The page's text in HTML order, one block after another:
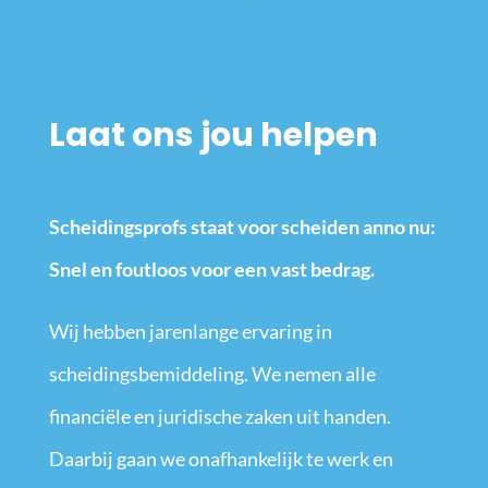
Laat ons jou helpen
Scheidingsprofs staat voor scheiden anno nu:
Snel en foutloos voor een vast bedrag.
Wij hebben jarenlange ervaring in
scheidingsbemiddeling. We nemen alle
financiële en juridische zaken uit handen.
Daarbij gaan we onafhankelijk te werk en